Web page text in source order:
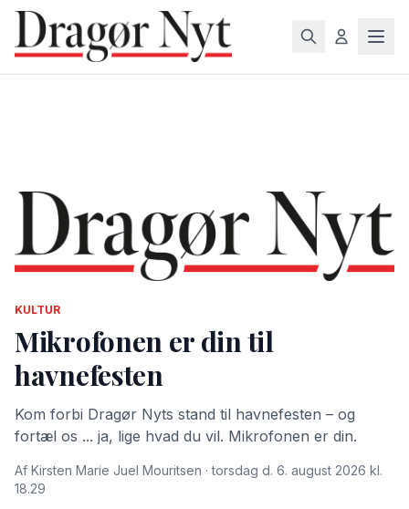
KULTUR
Mikrofonen er din til
havnefesten
Kom forbi Dragør Nyts stand til havnefesten – og
fortæl os ... ja, lige hvad du vil. Mikrofonen er din.
Af Kirsten Marie Juel Mouritsen · torsdag d. 6. august 2026 kl.
18.29